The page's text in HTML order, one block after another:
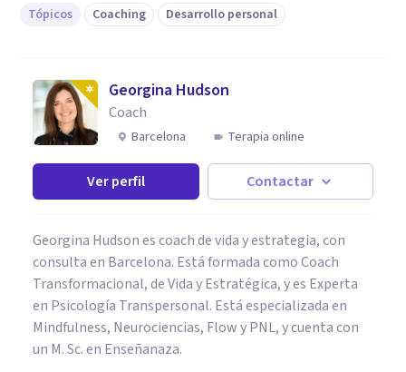
Tópicos Coaching Desarrollo personal
Georgina Hudson
Coach
Barcelona Terapia online
Ver perfil Contactar
Georgina Hudson es coach de vida y estrategia, con
consulta en Barcelona. Está formada como Coach
Transformacional, de Vida y Estratégica, y es Experta
en Psicología Transpersonal. Está especializada en
Mindfulness, Neurociencias, Flow y PNL, y cuenta con
un M. Sc. en Enseñanaza.